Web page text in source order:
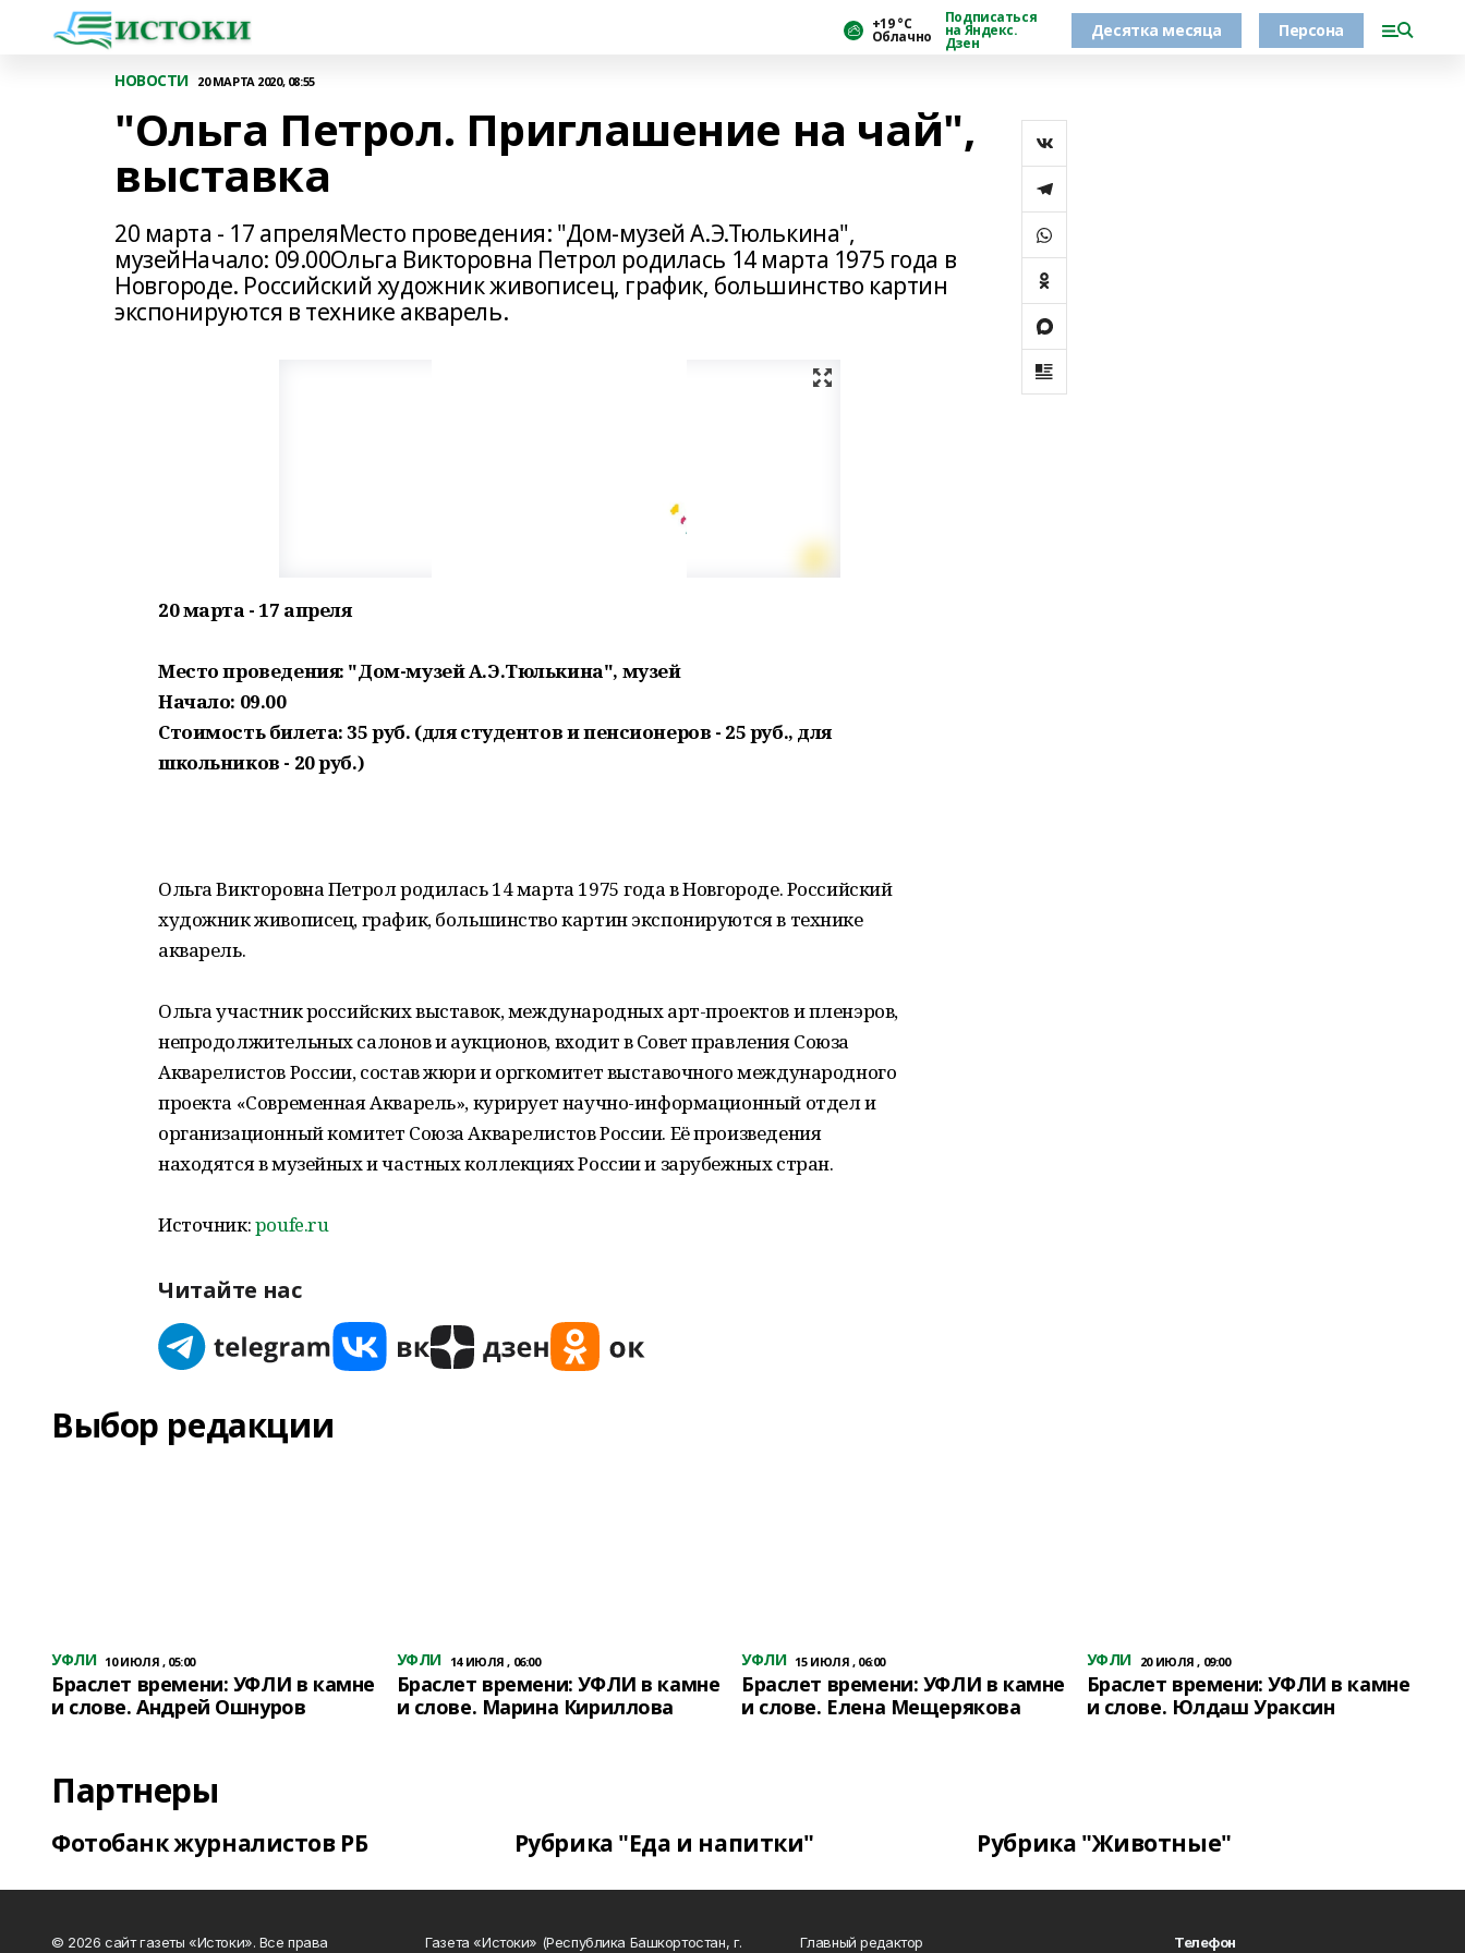
+19 °С
Облачно
Подписаться
на Яндекс.
Дзен
Десятка месяца Персона
НОВОСТИ 20 МАРТА 2020, 08:55
"Ольга Петрол. Приглашение на чай",
выставка
20 марта - 17 апреляМесто проведения: "Дом-музей А.Э.Тюлькина",
музейНачало: 09.00Ольга Викторовна Петрол родилась 14 марта 1975 года в
Новгороде. Российский художник живописец, график, большинство картин
экспонируются в технике акварель.
20 марта - 17 апреля
Место проведения: "Дом-музей А.Э.Тюлькина", музей
Начало: 09.00
Стоимость билета: 35 руб. (для студентов и пенсионеров - 25 руб., для
школьников - 20 руб.)
Ольга Викторовна Петрол родилась 14 марта 1975 года в Новгороде. Российский
художник живописец, график, большинство картин экспонируются в технике
акварель.
Ольга участник российских выставок, международных арт-проектов и пленэров,
непродолжительных салонов и аукционов, входит в Совет правления Союза
Акварелистов России, состав жюри и оргкомитет выставочного международного
проекта «Современная Акварель», курирует научно-информационный отдел и
организационный комитет Союза Акварелистов России. Её произведения
находятся в музейных и частных коллекциях России и зарубежных стран.
Источник:poufe.ru
Читайте нас
Выбор редакции
УФЛИ 10 ИЮЛЯ , 05:00
Браслет времени: УФЛИ в камне
и слове. Андрей Ошнуров
УФЛИ 14 ИЮЛЯ , 06:00
Браслет времени: УФЛИ в камне
и слове. Марина Кириллова
УФЛИ 15 ИЮЛЯ , 06:00
Браслет времени: УФЛИ в камне
и слове. Елена Мещерякова
УФЛИ 20 ИЮЛЯ , 09:00
Браслет времени: УФЛИ в камне
и слове. Юлдаш Ураксин
Партнеры
Фотобанк журналистов РБ Рубрика "Еда и напитки" Рубрика "Животные"
© 2026 сайт газеты «Истоки». Все права
Газета «Истоки» (Республика Башкортостан, г.
Главный редактор
Телефон